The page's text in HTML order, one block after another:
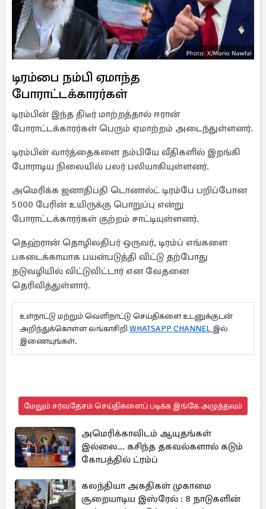
டிரம்பை நம்பி ஏமாந்த
போராட்டக்காரர்கள்
டிரம்பின் இந்த திடீர் மாற்றத்தால் ஈரான்
போராட்டக்காரர்கள் பெரும் ஏமாற்றம் அடைந்துள்ளனர்.
டிரம்பின் வார்த்தைகளை நம்பியே வீதிகளில் இறங்கி
போராடிய நிலையில் பலர் பலியாகியுள்ளனர்.
அமெரிக்க ஜனாதிபதி டொனால்ட் டிரம்பே பறிப்போன
5000 பேரின் உயிருக்கு பொறுப்பு என்று
போராட்டக்காரர்கள் குற்றம் சாட்டியுள்ளனர்.
தெஹ்ரான் தொழிலதிபர் ஒருவர், டிரம்ப் எங்களை
பகடைக்காயாக பயன்படுத்தி விட்டு தற்போது
நடுவழியில் விட்டுவிட்டார் என வேதனை
தெரிவித்துள்ளார்.
உள்நாட்டு மற்றும் வெளிநாட்டு செய்திகளை உடனுக்குடன்
அறிந்துக்கொள்ள லங்காசிறி WHATSAPP CHANNEL இல்
இணையுங்கள்.
மேலும் சர்வதேசம் செய்திகளைப் படிக்க இங்கே அழுத்தவும்
அமெரிக்காவிடம் ஆயுதங்கள்
இல்லை... கசிந்த தகவல்களால் கடும்
கோபத்தில் ட்ரம்ப்
கலந்தியா அகதிகள் முகாமை
சூறையாடிய இஸ்ரேல் : 8 நாடுகளின்